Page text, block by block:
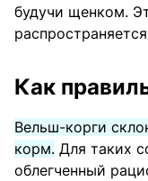
будучи щенком.
Как
Вельш-корги
корм. Для таких
облегченный